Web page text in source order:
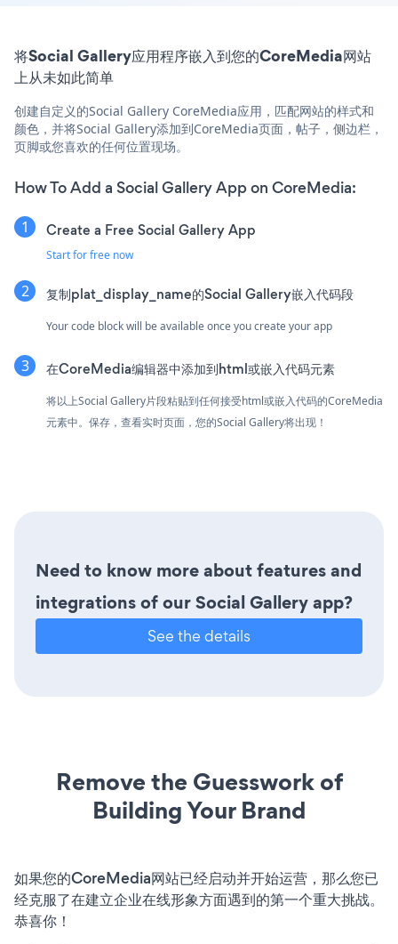
将Social Gallery应用程序嵌入到您的CoreMedia网站
上从未如此简单
创建自定义的Social Gallery CoreMedia应用，匹配网站的样式和
颜色，并将Social Gallery添加到CoreMedia页面，帖子，侧边栏，
页脚或您喜欢的任何位置现场。
How To Add a Social Gallery App on CoreMedia:
Create a Free Social Gallery App
Start for free now
复制plat_display_name的Social Gallery嵌入代码段
Your code block will be available once you create your app
在CoreMedia编辑器中添加到html或嵌入代码元素
将以上Social Gallery片段粘贴到任何接受html或嵌入代码的CoreMedia
元素中。保存，查看实时页面，您的Social Gallery将出现！
Need to know more about features and
integrations of our Social Gallery app?
See the details
Remove the Guesswork of
Building Your Brand
如果您的CoreMedia网站已经启动并开始运营，那么您已
经克服了在建立企业在线形象方面遇到的第一个重大挑战。
恭喜你！